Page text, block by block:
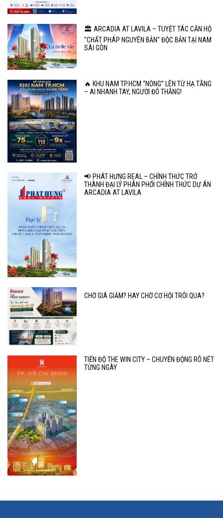
🏛️ ARCADIA AT LAVILA – TUYỆT TÁC CĂN HỘ
"CHẤT PHÁP NGUYÊN BẢN" ĐỘC BẢN TẠI NAM
SÀI GÒN
🔥 KHU NAM TP.HCM “NÓNG” LÊN TỪ HẠ TẦNG
– AI NHANH TAY, NGƯỜI ĐÓ THẮNG!
📢 PHÁT HƯNG REAL – CHÍNH THỨC TRỞ
THÀNH ĐẠI LÝ PHÂN PHỐI CHÍNH THỨC DỰ ÁN
ARCADIA AT LAVILA
CHỜ GIÁ GIẢM? HAY CHỜ CƠ HỘI TRÔI QUA?
TIẾN ĐỘ THE WIN CITY – CHUYỂN ĐỘNG RÕ NÉT
TỪNG NGÀY